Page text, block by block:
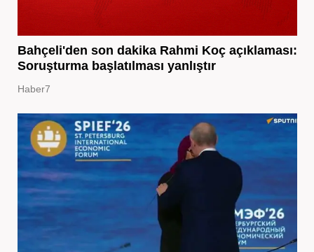
Bahçeli'den son dakika Rahmi Koç açıklaması:
Soruşturma başlatılması yanlıştır
Haber7